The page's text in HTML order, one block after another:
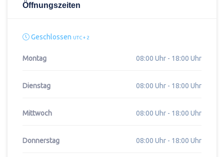
Öffnungszeiten
Geschlossen UTC + 2
Montag 08:00 Uhr - 18:00 Uhr
Dienstag 08:00 Uhr - 18:00 Uhr
Mittwoch 08:00 Uhr - 18:00 Uhr
Donnerstag 08:00 Uhr - 18:00 Uhr